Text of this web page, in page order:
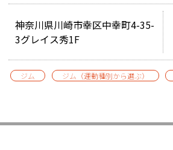
神奈川県川崎市幸区中幸町4-35-
3グレイス秀1F
ジム ジム（運動種別から選ぶ）